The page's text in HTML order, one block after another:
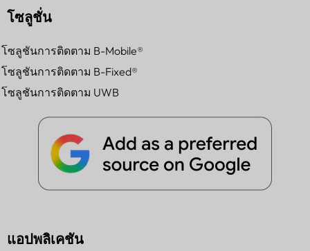
โซลูชั่น
โซลูชันการติดตาม B-Mobile®
โซลูชันการติดตาม B-Fixed®
โซลูชันการติดตาม UWB
แอปพลิเคชัน